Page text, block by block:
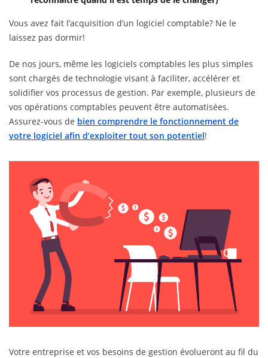
Vous avez fait l’acquisition d’un logiciel comptable? Ne le
laissez pas dormir!
De nos jours, même les logiciels comptables les plus simples
sont chargés de technologie visant à faciliter, accélérer et
solidifier vos processus de gestion. Par exemple, plusieurs de
vos opérations comptables peuvent être automatisées.
Assurez-vous de bien comprendre le fonctionnement de
votre logiciel afin d’exploiter tout son potentiel!
Votre entreprise et vos besoins de gestion évolueront au fil du